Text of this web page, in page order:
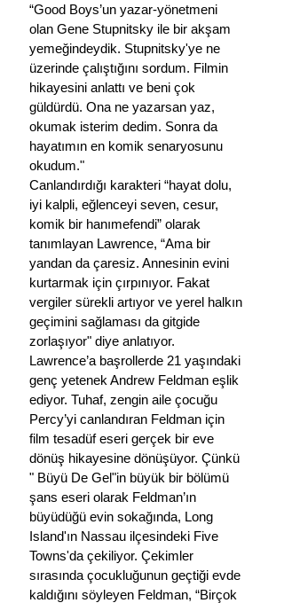
“Good Boys’un yazar-yönetmeni
olan Gene Stupnitsky ile bir akşam
yemeğindeydik. Stupnitsky'ye ne
üzerinde çalıştığını sordum. Filmin
hikayesini anlattı ve beni çok
güldürdü. Ona ne yazarsan yaz,
okumak isterim dedim. Sonra da
hayatımın en komik senaryosunu
okudum."
Canlandırdığı karakteri “hayat dolu,
iyi kalpli, eğlenceyi seven, cesur,
komik bir hanımefendi” olarak
tanımlayan Lawrence, “Ama bir
yandan da çaresiz. Annesinin evini
kurtarmak için çırpınıyor. Fakat
vergiler sürekli artıyor ve yerel halkın
geçimini sağlaması da gitgide
zorlaşıyor" diye anlatıyor.
Lawrence’a başrollerde 21 yaşındaki
genç yetenek Andrew Feldman eşlik
ediyor. Tuhaf, zengin aile çocuğu
Percy’yi canlandıran Feldman için
film tesadüf eseri gerçek bir eve
dönüş hikayesine dönüşüyor. Çünkü
" Büyü De Gel"in büyük bir bölümü
şans eseri olarak Feldman’ın
büyüdüğü evin sokağında, Long
Island'ın Nassau ilçesindeki Five
Towns'da çekiliyor. Çekimler
sırasında çocukluğunun geçtiği evde
kaldığını söyleyen Feldman, “Birçok